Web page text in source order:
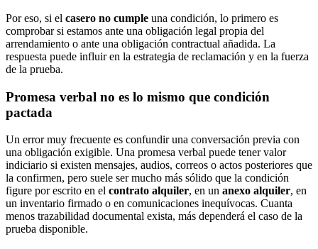
Por eso, si el casero no cumple una condición, lo primero es
comprobar si estamos ante una obligación legal propia del
arrendamiento o ante una obligación contractual añadida. La
respuesta puede influir en la estrategia de reclamación y en la fuerza
de la prueba.
Promesa verbal no es lo mismo que condición
pactada
Un error muy frecuente es confundir una conversación previa con
una obligación exigible. Una promesa verbal puede tener valor
indiciario si existen mensajes, audios, correos o actos posteriores que
la confirmen, pero suele ser mucho más sólido que la condición
figure por escrito en el contrato alquiler, en un anexo alquiler, en
un inventario firmado o en comunicaciones inequívocas. Cuanta
menos trazabilidad documental exista, más dependerá el caso de la
prueba disponible.